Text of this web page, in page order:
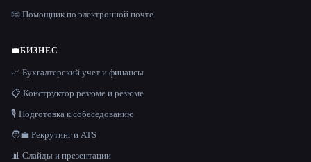
📧 Помощник по электронной почте
💼БИЗНЕС
📈 Бухгалтерский учет и финансы
📋 Конструктор резюме и резюме
🎙️ Подготовка к собеседованию
🧑‍💼 Рекрутинг и ATS
📊 Слайды и презентации